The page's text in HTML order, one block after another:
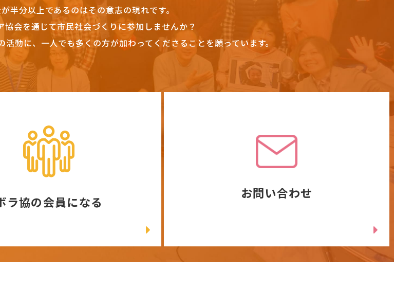
半分以上であるのはその意志の現れです。
会を通じて市民社会づくりに参加しませんか？
動に、一人でも多くの方が加わってくださることを願っています。
ラ協の会員になる
お問い合わせ